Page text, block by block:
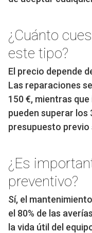
¿Cuánto
este tipo?
El precio depende
Las reparaciones
150 €, mientras
pueden superar los
presupuesto
¿Es
preventivo?
Sí, el
el 80% de las
la vida útil del